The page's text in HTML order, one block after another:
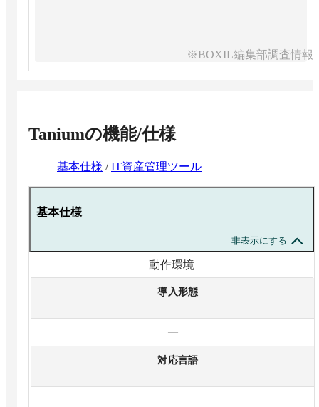
※BOXIL編集部調査情報
Taniumの機能/仕様
基本仕様 /IT資産管理ツール
基本仕様
非表示にする
動作環境
導入形態
—
対応言語
—